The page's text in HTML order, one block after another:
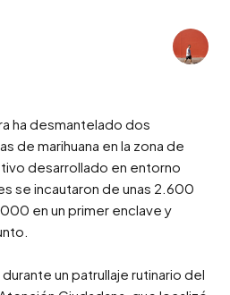
ha desmantelado dos
de marihuana en la zona de
desarrollado en entorno
se incautaron de unas 2.600
en un primer enclave y
un patrullaje rutinario del